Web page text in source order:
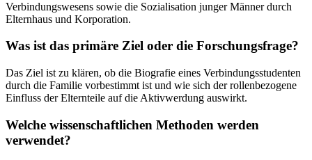
Verbindungswesens sowie die Sozialisation junger Männer durch
Elternhaus und Korporation.
Was ist das primäre Ziel oder die Forschungsfrage?
Das Ziel ist zu klären, ob die Biografie eines Verbindungsstudenten
durch die Familie vorbestimmt ist und wie sich der rollenbezogene
Einfluss der Elternteile auf die Aktivwerdung auswirkt.
Welche wissenschaftlichen Methoden werden
verwendet?